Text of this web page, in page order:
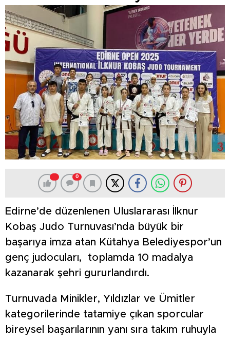
0
Edirne’de düzenlenen Uluslararası İlknur
Kobaş Judo Turnuvası’nda büyük bir
başarıya imza atan Kütahya Belediyespor’un
genç judocuları, toplamda 10 madalya
kazanarak şehri gururlandırdı.
Turnuvada Minikler, Yıldızlar ve Ümitler
kategorilerinde tatamiye çıkan sporcular
bireysel başarılarının yanı sıra takım ruhuyla